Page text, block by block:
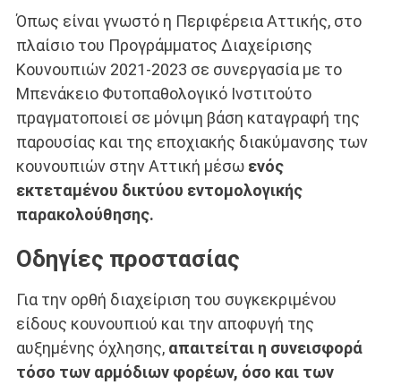
Όπως είναι γνωστό η Περιφέρεια Αττικής, στο
πλαίσιο του Προγράμματος Διαχείρισης
Κουνουπιών 2021-2023 σε συνεργασία με το
Μπενάκειο Φυτοπαθολογικό Ινστιτούτο
πραγματοποιεί σε μόνιμη βάση καταγραφή της
παρουσίας και της εποχιακής διακύμανσης των
κουνουπιών στην Αττική μέσω ενός
εκτεταμένου δικτύου εντομολογικής
παρακολούθησης.
Οδηγίες προστασίας
Για την ορθή διαχείριση του συγκεκριμένου
είδους κουνουπιού και την αποφυγή της
αυξημένης όχλησης, απαιτείται η συνεισφορά
τόσο των αρμόδιων φορέων, όσο και των